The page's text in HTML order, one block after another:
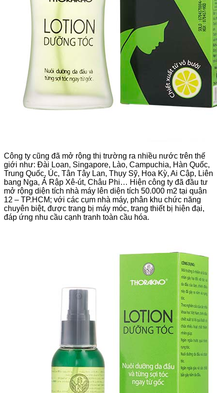
Công ty cũng đã mở rộng thị trường ra nhiều nước trên thế
giới như: Đài Loan, Singapore, Lào, Campuchia, Hàn Quốc,
Trung Quốc, Úc, Tân Tây Lan, Thụy Sỹ, Hoa Kỳ, Ai Cập, Liên
bang Nga, Ả Rập Xê-út, Châu Phi… Hiện công ty đã đầu tư
mở rộng diện tích nhà máy lên diện tích 50.000 m2 tại quận
12 – TP.HCM; với các cụm nhà máy, phân khu chức năng
chuyên biệt, được trang bị máy móc, trang thiết bị hiện đại,
đáp ứng nhu cầu cạnh tranh toàn cầu hóa.